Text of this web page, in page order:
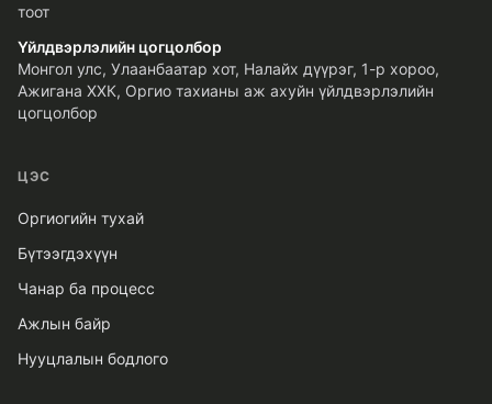
тоот
Үйлдвэрлэлийн цогцолбор
Монгол улс, Улаанбаатар хот, Налайх дүүрэг, 1-р хороо,
Ажигана ХХК, Оргио тахианы аж ахуйн үйлдвэрлэлийн
цогцолбор
ЦЭС
Оргиогийн тухай
Бүтээгдэхүүн
Чанар ба процесс
Ажлын байр
Нууцлалын бодлого